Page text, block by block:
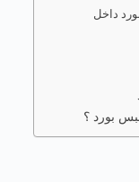
داخل
بورد ؟